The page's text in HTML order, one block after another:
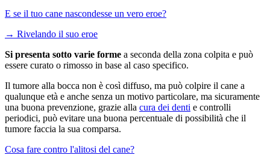
E se il tuo cane nascondesse un vero eroe?
→ Rivelando il suo eroe
Si presenta sotto varie forme a seconda della zona colpita e può
essere curato o rimosso in base al caso specifico.
Il tumore alla bocca non è così diffuso, ma può colpire il cane a
qualunque età e anche senza un motivo particolare, ma sicuramente
una buona prevenzione, grazie alla cura dei denti e controlli
periodici, può evitare una buona percentuale di possibilità che il
tumore faccia la sua comparsa.
Cosa fare contro l'alitosi del cane?